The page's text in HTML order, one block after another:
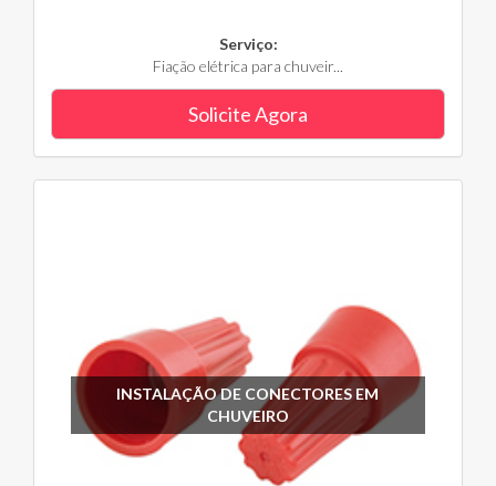
Serviço:
Fiação elétrica para chuveir...
Solicite Agora
INSTALAÇÃO DE CONECTORES EM
CHUVEIRO